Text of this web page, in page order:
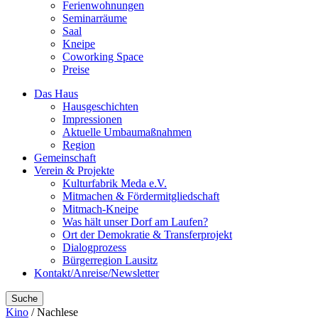
Ferien­wohnungen
Seminarräume
Saal
Kneipe
Coworking Space
Preise
Das Haus
Hausgeschichten
Impressionen
Aktuelle Umbaumaßnahmen
Region
Gemeinschaft
Verein & Projekte
Kulturfabrik Meda e.V.
Mitmachen & Fördermitgliedschaft
Mitmach-Kneipe
Was hält unser Dorf am Laufen?
Ort der Demokratie & Transferprojekt
Dialogprozess
Bürgerregion Lausitz
Kontakt/Anreise/Newsletter
Suche
Kino / Nachlese